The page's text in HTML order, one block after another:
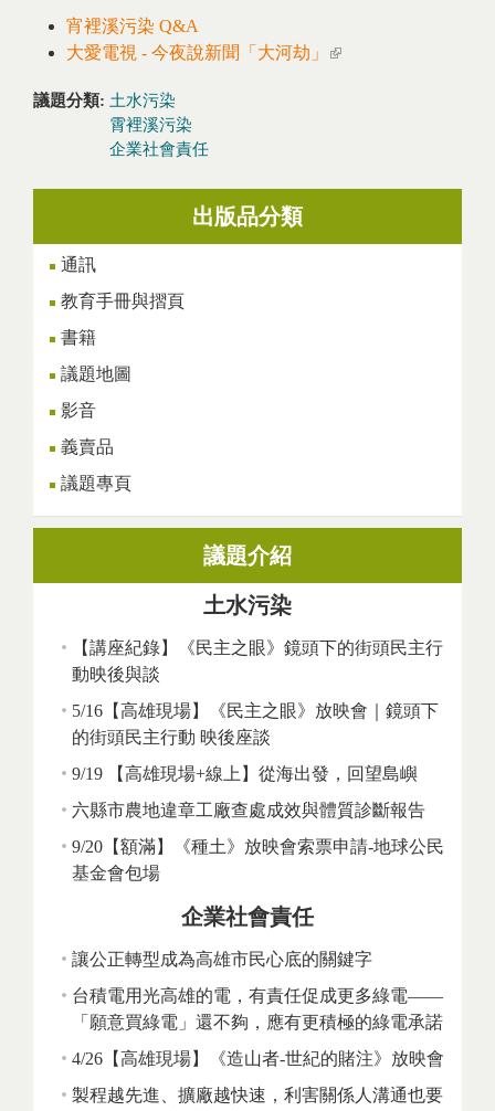
宵裡溪污染 Q&A
大愛電視 - 今夜說新聞「大河劫」
(link is external)
議題分類: 土水污染
霄裡溪污染
企業社會責任
出版品分類
通訊
教育手冊與摺頁
書籍
議題地圖
影音
義賣品
議題專頁
議題介紹
土水污染
【講座紀錄】《民主之眼》鏡頭下的街頭民主行
動映後與談
5/16【高雄現場】《民主之眼》放映會｜鏡頭下
的街頭民主行動 映後座談
9/19 【高雄現場+線上】從海出發，回望島嶼
六縣市農地違章工廠查處成效與體質診斷報告
9/20【額滿】《種土》放映會索票申請-地球公民
基金會包場
企業社會責任
讓公正轉型成為高雄市民心底的關鍵字
台積電用光高雄的電，有責任促成更多綠電——
「願意買綠電」還不夠，應有更積極的綠電承諾
4/26【高雄現場】《造山者-世紀的賭注》放映會
製程越先進、擴廠越快速，利害關係人溝通也要